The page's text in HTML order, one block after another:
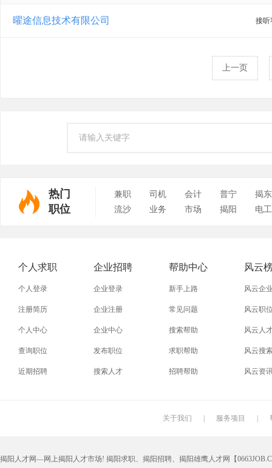
曜途信息技术有限公司 接听
上一页
热门
职位
兼职 司机 会计 普宁
揭东
流沙
业务 市场 揭阳 电工
个人求职
个人登录
注册简历
个人中心
查询职位
近期招聘
企业招聘
企业登录
企业注册
企业中心
发布职位
搜索人才
帮助中心
新手上路
常见问题
搜索帮助
求职帮助
招聘帮助
风云
风云企
风云职
风云人
风云搜
风云资
关于我们 服务项目
揭阳人才网—网上揭阳人才市场! 揭阳求职、揭阳招聘、揭阳雄鹰人才网【